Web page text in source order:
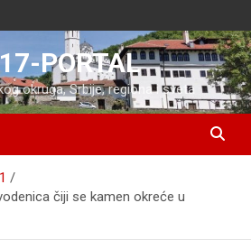
PORTAL
okruga, Srbije, regiona i sveta
1
čiji se kamen okreće u